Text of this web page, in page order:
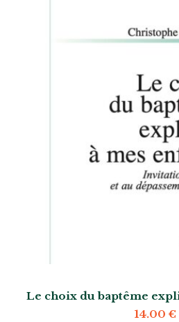
Le choix du baptême
14.00 €